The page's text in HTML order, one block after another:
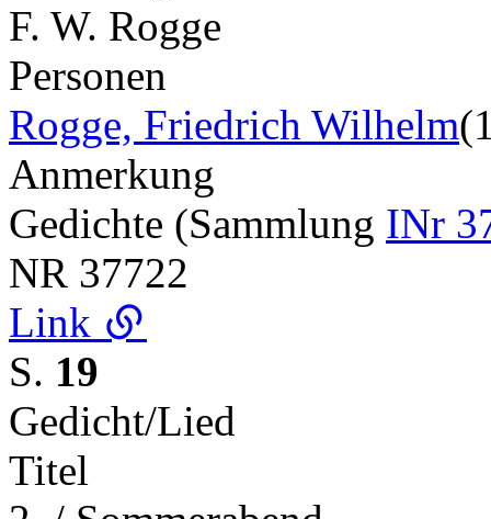
F. W. Rogge
Personen
Rogge, Friedrich Wilhelm
Anmerkung
Gedichte (Sammlung INr
NR 37722
Link
S. 19
Gedicht/Lied
Titel